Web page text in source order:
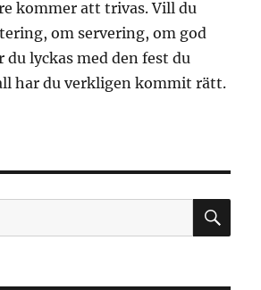
kommer att trivas. Vill du
om servering, om god
du lyckas med den fest du
har du verkligen kommit rätt.